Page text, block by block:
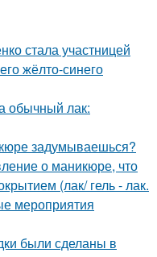
стала участницей
жёлто-синего
обычный лак:
задумываешься?
о маникюре, что
(лак/ гель - лак.
мероприятия
были сделаны в